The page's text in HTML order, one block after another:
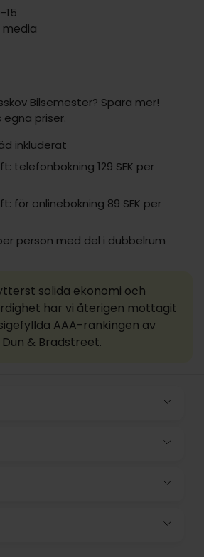
15
Bilsemester? Spara mer!
priser.
inkluderat
telefonbokning 129 SEK per
för onlinebokning 89 SEK per
person med del i dubbelrum
media
solida ekonomi och
har vi återigen mottagit
AAA-rankingen av
Dun & Bradstreet.